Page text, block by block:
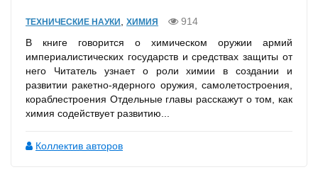
ТЕХНИЧЕСКИЕ НАУКИ ХИМИЯ
914
В книге говорится о химическом оружии армий
империалистических государств и средствах защиты от
него Читатель узнает о роли химии в создании и
развитии ракетно-ядерного оружия, самолетостроения,
кораблестроения Отдельные главы расскажут о том, как
химия содействует развитию...
Коллектив авторов